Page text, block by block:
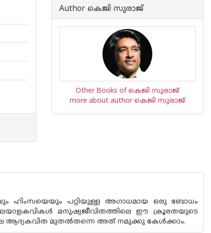
Author കെജി സുരാജ്
Other Books of കെജി സുരാജ്
more about author കെജി സുരാജ്
ഹിംസയെയും പറ്റിയുള്ള അഗാധമായ ഒരു ബോധം
മനുഷ്യജീവിതത്തിലെ ഈ ക്രൂരതയുടെ
ആദ്യകവിത മുതൽതന്നെ അത് നമുക്കു കേൾക്കാം.